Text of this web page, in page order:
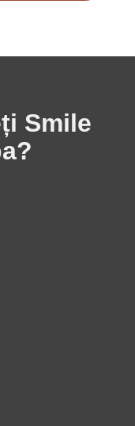
Smile